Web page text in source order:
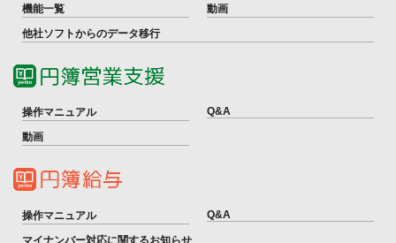
機能一覧
動画
他社ソフトからのデータ移行
操作マニュアル Q&A
動画
操作マニュアル Q&A
マイナンバー対応に関するお知らせ